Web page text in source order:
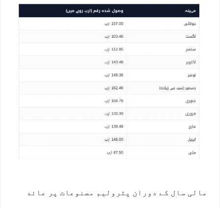
مالی سال کے دوران پٹرولیم مصنوعات پر عائد